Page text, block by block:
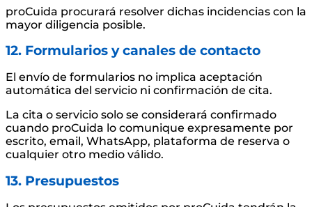
proCuida procurará resolver dichas incidencias con la
mayor diligencia posible.
12. Formularios y canales de contacto
El envío de formularios no implica aceptación
automática del servicio ni confirmación de cita.
La cita o servicio solo se considerará confirmado
cuando proCuida lo comunique expresamente por
escrito, email, WhatsApp, plataforma de reserva o
cualquier otro medio válido.
13. Presupuestos